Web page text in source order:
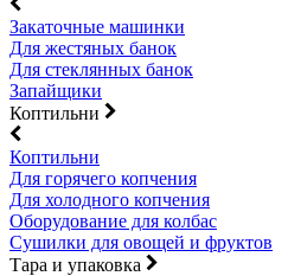
Закаточные машинки
Для жестяных банок
Для стеклянных банок
Запайщики
Коптильни
Коптильни
Для горячего копчения
Для холодного копчения
Оборудование для колбас
Сушилки для овощей и фруктов
Тара и упаковка